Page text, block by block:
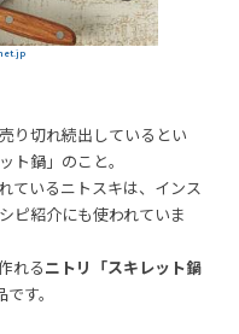
り切れ続出しているとい
ト鍋」のこと。
ているニトスキは、インス
ピ紹介にも使われていま
れるニトリ「スキレット鍋
す。